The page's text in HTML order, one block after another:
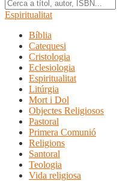
Espiritualitat
Bíblia
Catequesi
Cristologia
Eclesiologia
Espiritualitat
Litúrgia
Mort i Dol
Objectes Religiosos
Pastoral
Primera Comunió
Religions
Santoral
Teologia
Vida religiosa